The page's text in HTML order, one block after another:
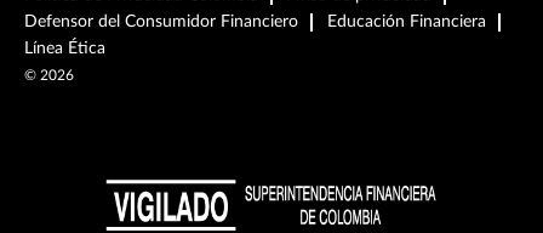
Defensor del Consumidor Financiero
Educación Financiera
Línea Ética
© 2026